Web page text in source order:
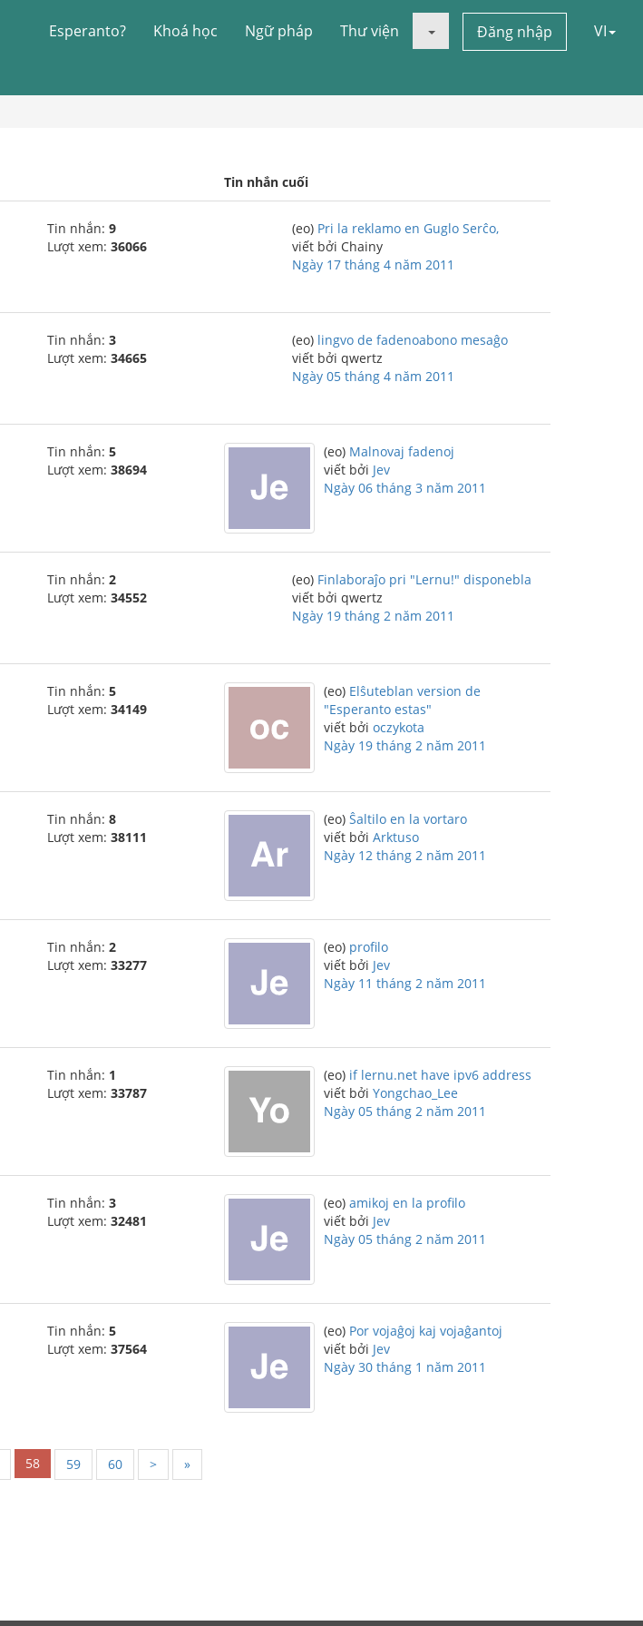
Esperanto? Khoá học Ngữ pháp Thư viện Đăng nhập VI
Tin nhắn cuối
Tin nhắn: 9
Lượt xem: 36066
(eo) Pri la reklamo en Guglo Serĉo,
viết bởi Chainy
Ngày 17 tháng 4 năm 2011
Tin nhắn: 3
Lượt xem: 34665
(eo) lingvo de fadenoabono mesaĝo
viết bởi qwertz
Ngày 05 tháng 4 năm 2011
Tin nhắn: 5
Lượt xem: 38694
(eo) Malnovaj fadenoj
viết bởi Jev
Ngày 06 tháng 3 năm 2011
Tin nhắn: 2
Lượt xem: 34552
(eo) Finlaboraĵo pri "Lernu!" disponebla
viết bởi qwertz
Ngày 19 tháng 2 năm 2011
Tin nhắn: 5
Lượt xem: 34149
(eo) Elŝuteblan version de
"Esperanto estas"
viết bởi oczykota
Ngày 19 tháng 2 năm 2011
Tin nhắn: 8
Lượt xem: 38111
(eo) Ŝaltilo en la vortaro
viết bởi Arktuso
Ngày 12 tháng 2 năm 2011
Tin nhắn: 2
Lượt xem: 33277
(eo) profilo
viết bởi Jev
Ngày 11 tháng 2 năm 2011
Tin nhắn: 1
Lượt xem: 33787
(eo) if lernu.net have ipv6 address
viết bởi Yongchao_Lee
Ngày 05 tháng 2 năm 2011
Tin nhắn: 3
Lượt xem: 32481
(eo) amikoj en la profilo
viết bởi Jev
Ngày 05 tháng 2 năm 2011
Tin nhắn: 5
Lượt xem: 37564
(eo) Por vojaĝoj kaj vojaĝantoj
viết bởi Jev
Ngày 30 tháng 1 năm 2011
58 59 60 > »